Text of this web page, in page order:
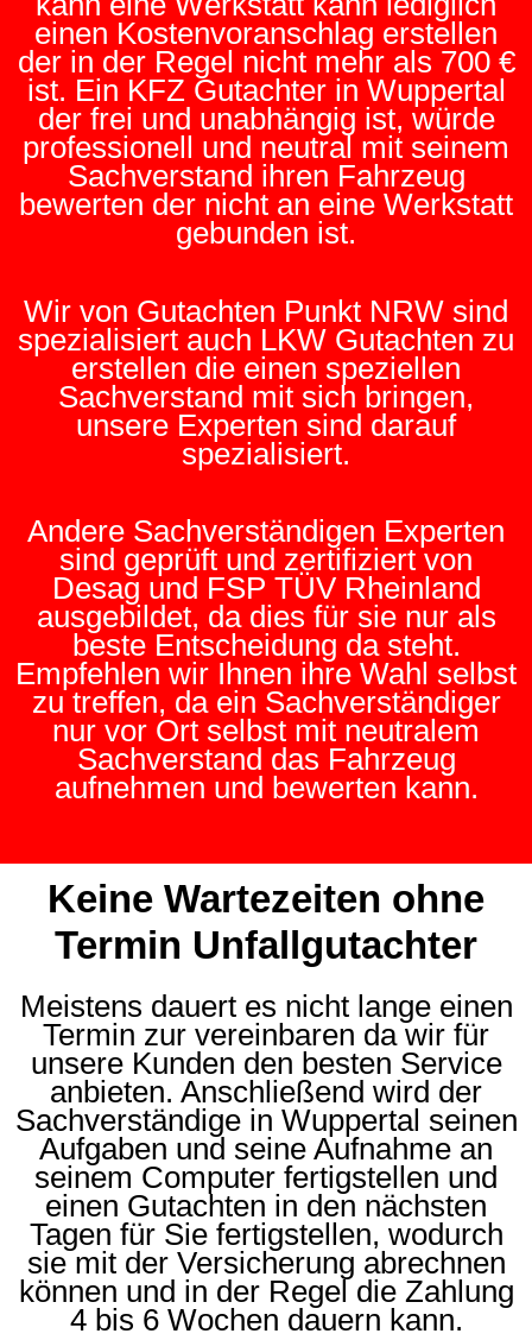
einen Kostenvoranschlag erstellen
der in der Regel nicht mehr als 700 €
ist. Ein KFZ Gutachter in Wuppertal
der frei und unabhängig ist, würde
professionell und neutral mit seinem
Sachverstand ihren Fahrzeug
bewerten der nicht an eine Werkstatt
gebunden ist.
Wir von Gutachten Punkt NRW sind
spezialisiert auch LKW Gutachten zu
erstellen die einen speziellen
Sachverstand mit sich bringen,
unsere Experten sind darauf
spezialisiert.
Andere Sachverständigen Experten
sind geprüft und zertifiziert von
Desag und FSP TÜV Rheinland
ausgebildet, da dies für sie nur als
beste Entscheidung da steht.
Empfehlen wir Ihnen ihre Wahl selbst
zu treffen, da ein Sachverständiger
nur vor Ort selbst mit neutralem
Sachverstand das Fahrzeug
aufnehmen und bewerten kann.
Keine Wartezeiten ohne
Termin Unfallgutachter
Meistens dauert es nicht lange einen
Termin zur vereinbaren da wir für
unsere Kunden den besten Service
anbieten. Anschließend wird der
Sachverständige in Wuppertal seinen
Aufgaben und seine Aufnahme an
seinem Computer fertigstellen und
einen Gutachten in den nächsten
Tagen für Sie fertigstellen, wodurch
sie mit der Versicherung abrechnen
können und in der Regel die Zahlung
4 bis 6 Wochen dauern kann.